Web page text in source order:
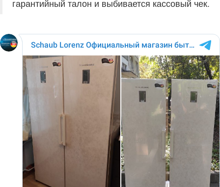
гарантийный талон и выбивается кассовый чек.